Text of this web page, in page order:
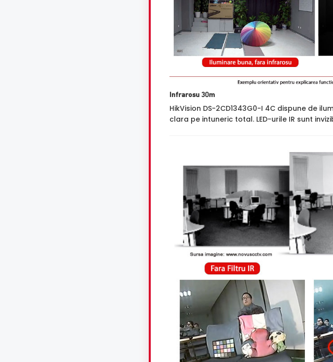
Infrarosu 30m
HikVision DS-2CD1343G0-I 4C dispune de
clara pe intuneric total. LED-urile IR sunt